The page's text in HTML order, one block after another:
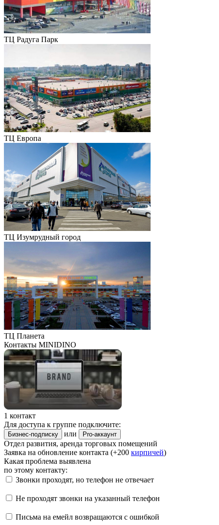
ТЦ Радуга Парк
ТЦ Европа
ТЦ Изумрудный город
ТЦ Планета
Контакты МINIDINO
1 контакт
Для доступа к группе подключите:
Бизнес-подписку или Pro-аккаунт
Отдел развития, аренда торговых помещений
Заявка на обновление контакта (+200 кирпичей)
Какая проблема выявлена
по этому контакту:
Звонки проходят, но телефон не отвечает
Не проходят звонки на указанный телефон
Письма на емейл возвращаются с ошибкой